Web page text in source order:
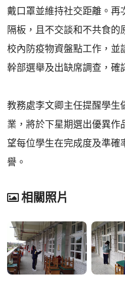
戴口罩並維持社交距離。再
隔板，且不交談和不共食
校內防疫物資盤點工作，並
幹部選舉及出缺席調查，確
教務處李文卿主任提醒學生
業，將於下星期選出優異作
望每位學生在完成度及準確
譽。
相關照片